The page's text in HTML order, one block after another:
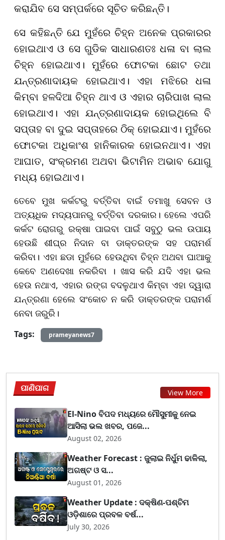
କରାଯିବ ସେ ସମ୍ପର୍କରେ ସୂଚିତ କରିଛନ୍ତି।
ସେ କହିଛନ୍ତି ଯେ ମୁହଁରେ ଚିହ୍ନ ଅନେକ ପ୍ରକାରର
ହୋଇଥାଏ ଓ ସେ ଗୁଡିକ ସାଧାରଣତଃ ଧଳା ବା ଲାଲ
ଚିହ୍ନ ହୋଇଥାଏ। ମୁହଁରେ ଫୋଟକା ଛୋଟ ତଥା
ଯନ୍ତ୍ରଣାଦାୟକ ହୋଇଥାଏ। ଏହା ମଝିରେ ଧଳା
କିମ୍ବା ହଳଦିଆ ଚିହ୍ନ ଥାଏ ଓ ଏହାର ଚାରିପାଖ ଲାଲ
ହୋଇଥାଏ। ଏହା ଯନ୍ତ୍ରଣାଦାୟକ ହୋଇଥିଲେ ବି
ସପ୍ତାହ ବା ଦୁଇ ସପ୍ତାହରେ ଠିକ୍ ହୋଇଯାଏ। ମୁହଁରେ
ଫୋଟକା ଅଧିକାଂଶ ହାନିକାରକ ହୋଇନଥାଏ। ଏହା
ଆଘାତ, ସଂକ୍ରମଣ ଅଥବା ଭିଟାମିନ ଅଭାବ ଯୋଗୁ
ମଧ୍ୟ ହୋଇଥାଏ।
ତେବେ ମୁଖ କର୍କଟରୁ ବର୍ତ୍ତିବା ବାଇଁ ତମାଖୁ ସେବନ ଓ
ଅତ୍ୟଧିକ ମଦ୍ୟପାନରୁ ବର୍ତ୍ତିବା ଦରକାର। ହେଲେ ଏପରି
କର୍କଟ ରୋଗରୁ ରକ୍ଷା ପାଇବା ପାଇଁ ସବୁଠୁ ଭଲ ଉପାୟ
ହେଉଛି ଶୀଘ୍ର ନିଦାନ ବା ଡାକ୍ତରଙ୍କ ସହ ପରାମର୍ଶ
କରିବା। ଏହା ଛଡା ମୁହଁରେ ହେଉଥିବା ଚିହ୍ନ ଅଥବା ଘାଆକୁ
କେବେ ଅଣଦେଖା ନକରିବା । ଖାସ କରି ଯଦି ଏହା ଭଲ
ହେଉ ନଥାଏ, ଏହାର ରଙ୍ଗ ବଦଳୁଥାଏ କିମ୍ବା ଏହା ଦ୍ୱାରା
ଯନ୍ତ୍ରଣା ହେଲେ ସଂକୋଚ ନ କରି ଡାକ୍ତରଙ୍କ ପରାମର୍ଶ
ନେବା ଜରୁରି।
Tags: prameyanews7
ପାଣିପାଗ View More
El-Nino ବିପଦ ମଧ୍ୟରେ ମୌସୁମୀକୁ ନେଇ
ଆସିଲା ଭଲ ଖବର, ପଜେ...
August 02, 2026
Weather Forecast : ଜୁଲାଇ ନିର୍ଧୁମ ଢାଳିଲା,
ଅଗଷ୍ଟ ଓ ସ...
August 01, 2026
Weather Update : ଦକ୍ଷିଣ-ପଶ୍ଚିମ
ଓଡ଼ିଶାରେ ପ୍ରବଳ ବର୍ଷ...
July 30, 2026